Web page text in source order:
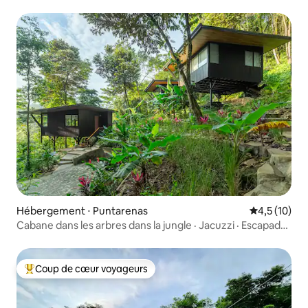
Hébergement ⋅ Puntarenas Évaluation
4,5 (10)
Cabane dans les arbres dans la jungle · Jacuzzi · Escapade
Coups de cœur voyageurs les plus appréciés
Coup de cœur voyageurs